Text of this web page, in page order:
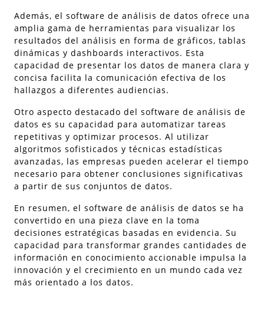
Además, el software de análisis de datos ofrece una
amplia gama de herramientas para visualizar los
resultados del análisis en forma de gráficos, tablas
dinámicas y dashboards interactivos. Esta
capacidad de presentar los datos de manera clara y
concisa facilita la comunicación efectiva de los
hallazgos a diferentes audiencias.
Otro aspecto destacado del software de análisis de
datos es su capacidad para automatizar tareas
repetitivas y optimizar procesos. Al utilizar
algoritmos sofisticados y técnicas estadísticas
avanzadas, las empresas pueden acelerar el tiempo
necesario para obtener conclusiones significativas
a partir de sus conjuntos de datos.
En resumen, el software de análisis de datos se ha
convertido en una pieza clave en la toma
decisiones estratégicas basadas en evidencia. Su
capacidad para transformar grandes cantidades de
información en conocimiento accionable impulsa la
innovación y el crecimiento en un mundo cada vez
más orientado a los datos.